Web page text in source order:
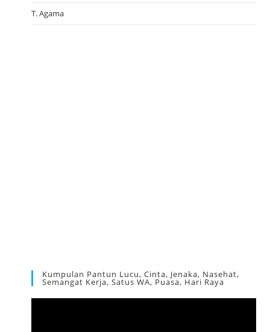
T. Agama
Kumpulan Pantun Lucu, Cinta, Jenaka, Nasehat,
Semangat Kerja, Satus WA, Puasa, Hari Raya